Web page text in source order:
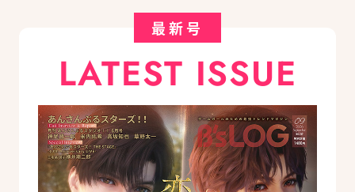
最新号
LATEST ISSUE